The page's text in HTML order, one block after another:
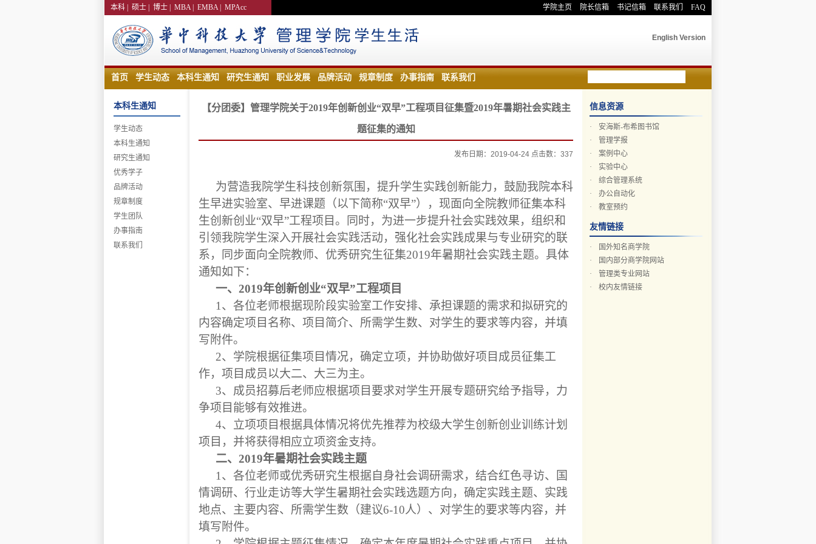
本科 硕士 博士 MBA| EMBA| MPAcc 学院主页 院长信箱 书记信箱 联系我们 FAQ
English Version
首页 学生动态 本科生通知 研究生通知 职业发展 品牌活动 规章制度 办事指南 联系我们
本科生通知
学生动态
本科生通知
研究生通知
优秀学子
品牌活动
规章制度
学生团队
办事指南
联系我们
【分团委】管理学院关于2019年创新创业“双早”工程项目征集暨2019年暑期社会实践主
题征集的通知
发布日期：2019-04-24 点击数： 337
为营造我院学生科技创新氛围，提升学生实践创新能力，鼓励我院本科
生早进实验室、早进课题（以下简称“双早”），现面向全院教师征集本科
生创新创业“双早”工程项目。同时，为进一步提升社会实践效果，组织和
引领我院学生深入开展社会实践活动，强化社会实践成果与专业研究的联
系，同步面向全院教师、优秀研究生征集2019年暑期社会实践主题。具体
通知如下：
一、 2019年创新创业“双早”工程项目
1 、各位老师根据现阶段实验室工作安排、承担课题的需求和拟研究的
内容确定项目名称、项目简介、所需学生数、对学生的要求等内容，并填
写附件。
2、学院根据征集项目情况，确定立项，并协助做好项目成员征集工
作，项目成员以大二、大三为主。
3、成员招募后老师应根据项目要求对学生开展专题研究给予指导，力
争项目能够有效推进。
4、立项项目根据具体情况将优先推荐为校级大学生创新创业训练计划
项目，并将获得相应立项资金支持。
二、 2019年暑期社会实践主题
1 、各位老师或优秀研究生根据自身社会调研需求，结合红色寻访、国
情调研、行业走访等大学生暑期社会实践选题方向，确定实践主题、实践
地点、主要内容、所需学生数（建议6-10人）、对学生的要求等内容，并
填写附件。
信息资源
·
安海斯-布希图书馆
·
管理学报
·
案例中心
·
实验中心
·
综合管理系统
·
办公自动化
·
教室预约
友情链接
·
国外知名商学院
·
国内部分商学院网站
·
管理类专业网站
·
校内友情链接